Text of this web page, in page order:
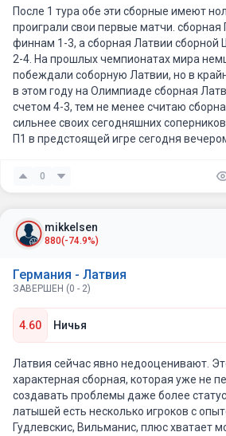
После 1 тура обе эти сборные имеют
проиграли свои первые матчи. сборная
финнам 1-3, а сборная Латвии сборной
2-4. На прошлых чемпионатах мира
побеждали соборную Латвии, но в
в этом году на Олимпиаде сборная Латвии была
счетом 4-3, тем не менее считаю
сильнее своих сегодняшних
П1 в предстоящей игре сегодня
0
mikkelsen
880(-74.9%)
Германия - Латвия
ЗАВЕРШЕН (0 - 2)
4.60 Ничья
Латвия сейчас явно недооценивают.
характерная сборная, которая уже не
создавать проблемы даже более
латышей есть несколько игроков с
Гудлевскис, Вильманис, плюс хватает